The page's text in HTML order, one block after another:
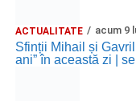
ACTUALITATE acum 9
Sfinții Mihail și
ani” în această zi |